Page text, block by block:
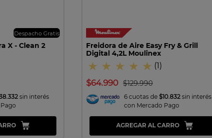
Despacho Gratis
X - Clean 2
sin interés
Freidora de Aire Easy Fry & Grill
Digital 4,2L Moulinex
★ ★ ★ ★ ★ (1 )
$129.990
$64.990
6 cuotas de $10.832 sin interés
con Mercado Pago
AGREGAR AL CARRO